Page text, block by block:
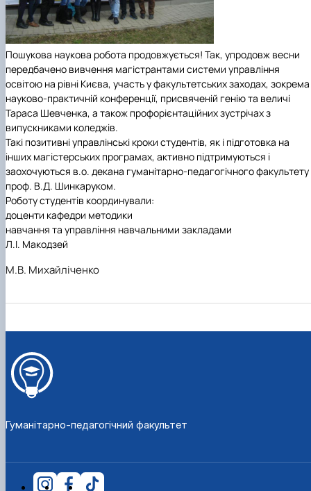
Пошукова наукова робота продовжується! Так, упродовж весни
передбачено вивчення магістрантами системи управління
освітою на рівні Києва, участь у факультетських заходах, зокрема
науково-практичній конференції, присвяченій генію та величі
Тараса Шевченка, а також профорієнтаційних зустрічах з
випускниками коледжів.
Такі позитивні управлінські кроки студентів, як і підготовка на
інших магістерських програмах, активно підтримуються і
заохочуються в.о. декана гуманітарно-педагогічного факультету
проф. В.Д. Шинкаруком.
Роботу студентів координували:
доценти кафедри методики
навчання та управління навчальними закладами
Л.І. Макодзей
М.В. Михайліченко
Гуманітарно-педагогічний факультет